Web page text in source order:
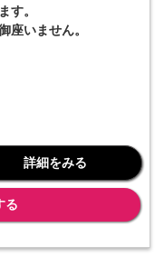
作業が最小限で済むと
め、個人ノルマなどが
いうイメージがあります
の高さや成長市場という
ードルは決して高くない
す。
座いません。
詳細をみる
る